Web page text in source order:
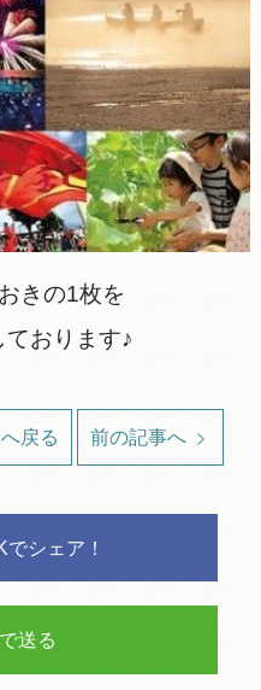
きの1枚を
おります♪
戻る 前の記事へ
シェア！
送る